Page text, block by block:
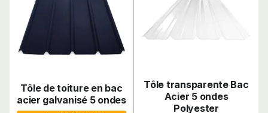
Tôle de toiture en bac
acier galvanisé 5 ondes
Tôle transparente Bac
Acier 5 ondes
Polyester